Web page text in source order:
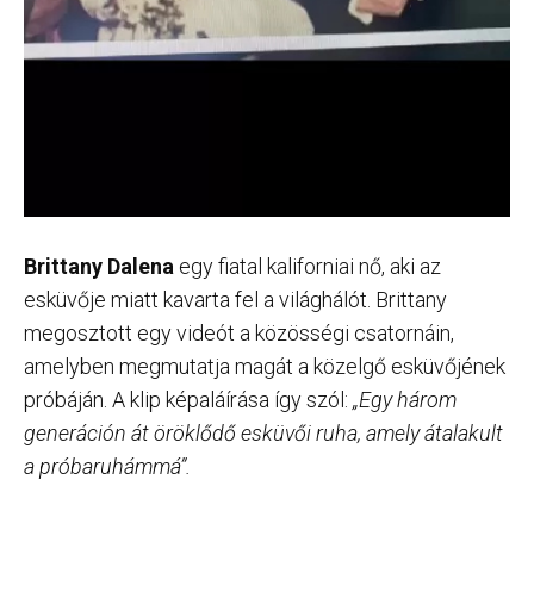
Brittany Dalena egy fiatal kaliforniai nő, aki az
esküvője miatt kavarta fel a világhálót. Brittany
megosztott egy videót a közösségi csatornáin,
amelyben megmutatja magát a közelgő esküvőjének
próbáján. A klip képaláírása így szól: „Egy három
generáción át öröklődő esküvői ruha, amely átalakult
a próbaruhámmá”.